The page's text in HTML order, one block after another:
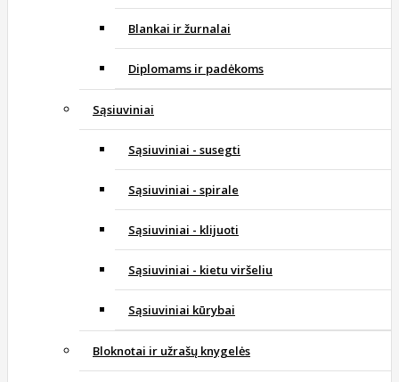
Blankai ir žurnalai
Diplomams ir padėkoms
Sąsiuviniai
Sąsiuviniai - susegti
Sąsiuviniai - spirale
Sąsiuviniai - klijuoti
Sąsiuviniai - kietu viršeliu
Sąsiuviniai kūrybai
Bloknotai ir užrašų knygelės